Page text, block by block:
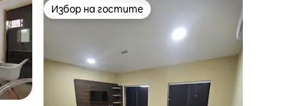
Избор на гостите
Избор на гостите